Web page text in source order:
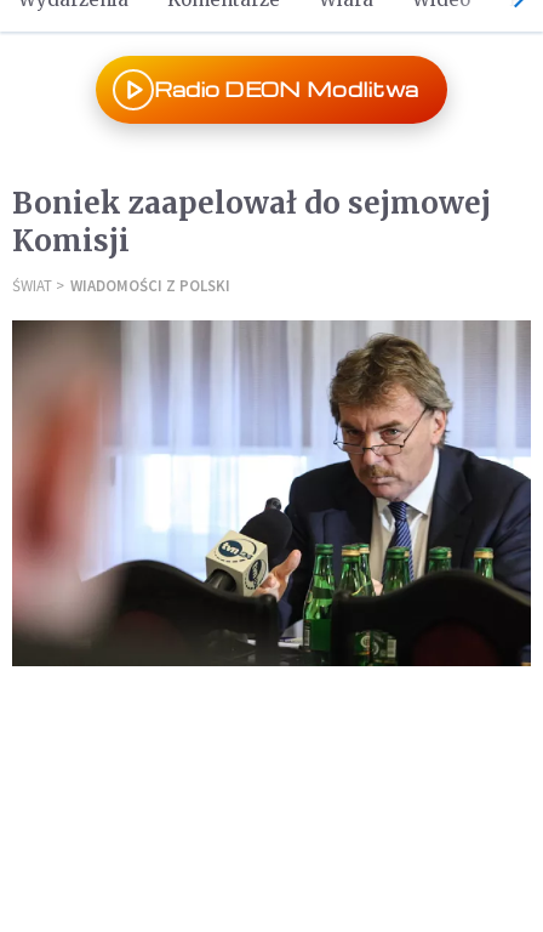
Radio DEON Modlitwa
Boniek zaapelował do sejmowej
Komisji
ŚWIAT WIADOMOŚCI Z POLSKI